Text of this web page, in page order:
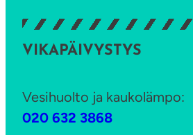
VIKAPÄIVYSTYS
Vesihuolto ja kaukolämpo:
020 632 3868